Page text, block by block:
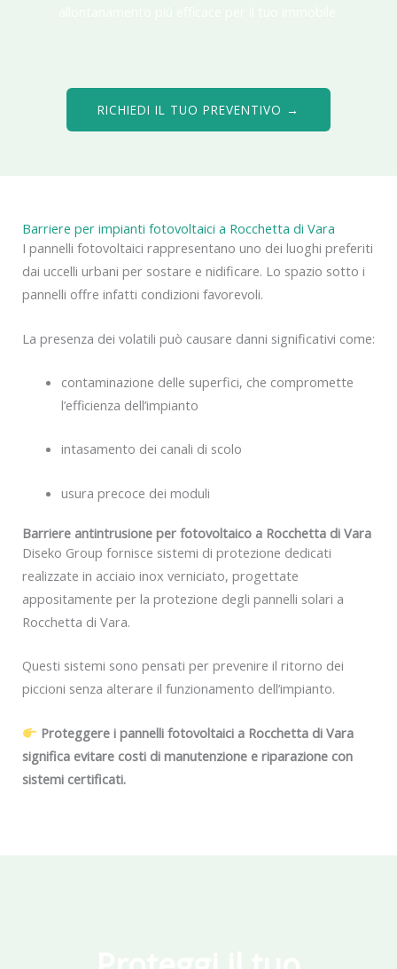
RICHIEDI IL TUO PREVENTIVO →
Barriere per impianti fotovoltaici a Rocchetta di Vara
I pannelli fotovoltaici rappresentano uno dei luoghi preferiti
dai uccelli urbani per sostare e nidificare. Lo spazio sotto i
pannelli offre infatti condizioni favorevoli.
La presenza dei volatili può causare danni significativi come:
contaminazione delle superfici, che compromette
l’efficienza dell’impianto
intasamento dei canali di scolo
usura precoce dei moduli
Barriere antintrusione per fotovoltaico a Rocchetta di Vara
Diseko Group fornisce sistemi di protezione dedicati
realizzate in acciaio inox verniciato, progettate
appositamente per la protezione degli pannelli solari a
Rocchetta di Vara.
Questi sistemi sono pensati per prevenire il ritorno dei
piccioni senza alterare il funzionamento dell’impianto.
Proteggere i pannelli fotovoltaici a Rocchetta di Vara
significa evitare costi di manutenzione e riparazione con
sistemi certificati.